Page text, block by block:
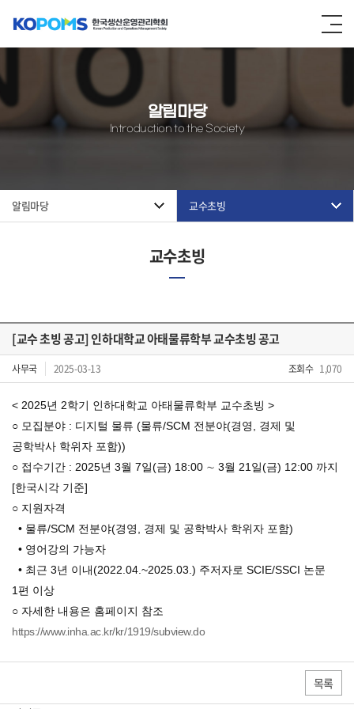
알림마당
Introduction to the Society
알림마당 교수초빙
교수초빙
[교수 초빙 공고] 인하대학교 아태물류학부 교수초빙 공고
사무국 2025-03-13 조회수 1,070
< 2025년 2학기 인하대학교 아태물류학부 교수초빙 >
○ 모집분야 : 디지털 물류 (물류/SCM 전분야(경영, 경제 및
공학박사 학위자 포함))
○ 접수기간 : 2025년 3월 7일(금) 18:00 ∼ 3월 21일(금) 12:00 까지
[한국시각 기준]
○ 지원자격
• 물류/SCM 전분야(경영, 경제 및 공학박사 학위자 포함)
• 영어강의 가능자
• 최근 3년 이내(2022.04.~2025.03.) 주저자로 SCIE/SSCI 논문
1편 이상
○ 자세한 내용은 홈페이지 참조
https://www.inha.ac.kr/kr/1919/subview.do
목록